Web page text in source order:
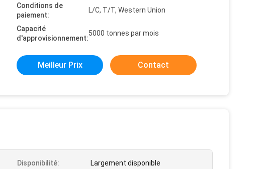
Conditions de
paiement:
L/C, T/T, Western Union
Capacité
d'approvisionnement:
5000 tonnes par mois
Meilleur Prix Contact
Disponibilité: Largement disponible